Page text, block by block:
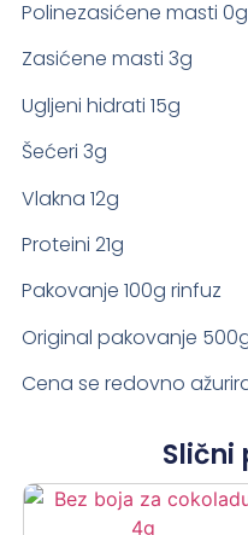
Polinezasićene masti 0g
Zasićene masti 3g
Ugljeni hidrati 15g
Šećeri 3g
Vlakna 12g
Proteini 21g
Pakovanje 100g rinfuz
Original pakovanje
Cena se redovno
Slični